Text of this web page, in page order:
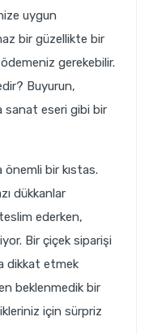
uygun
bir güzellikte bir
gerekebilir.
Buyurun,
sanat eseri gibi bir
önemli bir kıstas.
dükkanlar
ederken,
Bir çiçek siparişi
dikkat etmek
beklenmedik bir
için sürpriz